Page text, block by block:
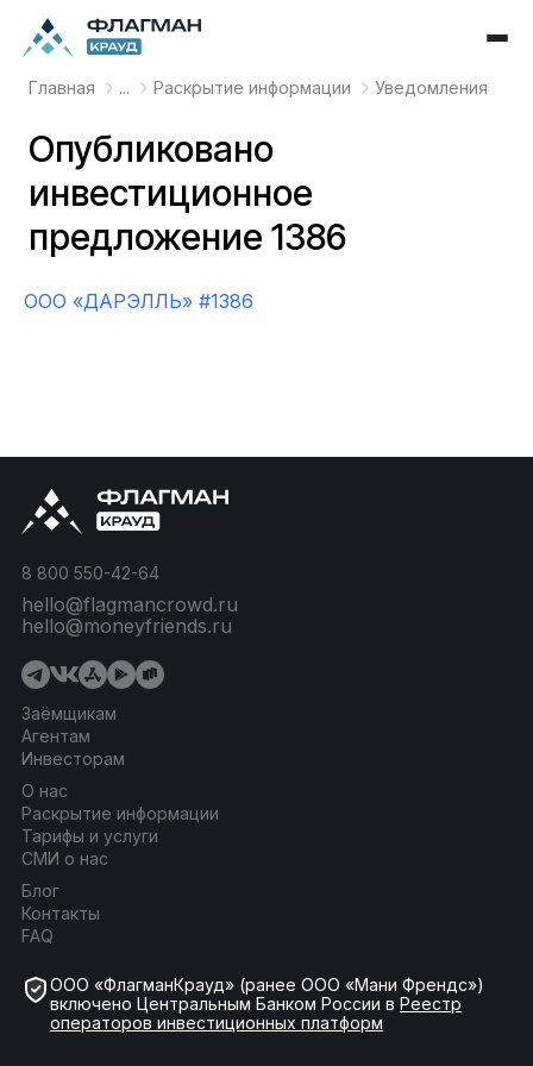
Главная ... Раскрытие информации Уведомления
Опубликовано
инвестиционное
предложение 1386
OOO «ДАРЭЛЛЬ» #1386
Заёмщикам
Агентам
Инвесторам
О нас
Раскрытие информации
Тарифы и услуги
СМИ о нас
Блог
Контакты
FAQ
8 800 550-42-64
hello@flagmancrowd.ru
hello@moneyfriends.ru
ООО «ФлагманКрауд» (ранее ООО «Мани Френдс»)
включено Центральным Банком России в Реестр
операторов инвестиционных платформ